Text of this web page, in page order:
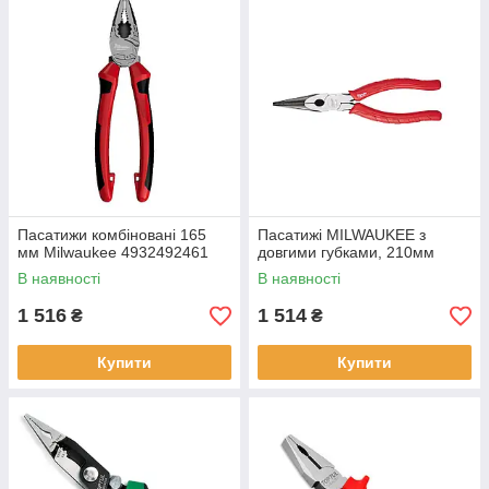
Пасатижи комбіновані 165
мм Milwaukee 4932492461
В наявності
1 516 ₴
Купити
Пасатижі MILWAUKEE з
довгими губками, 210мм
В наявності
1 514 ₴
Купити